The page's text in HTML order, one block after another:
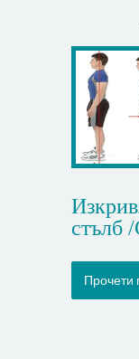
стълб
Прочети